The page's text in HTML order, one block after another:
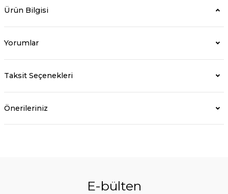
Ürün Bilgisi
Yorumlar
Taksit Seçenekleri
Önerileriniz
E-bülten